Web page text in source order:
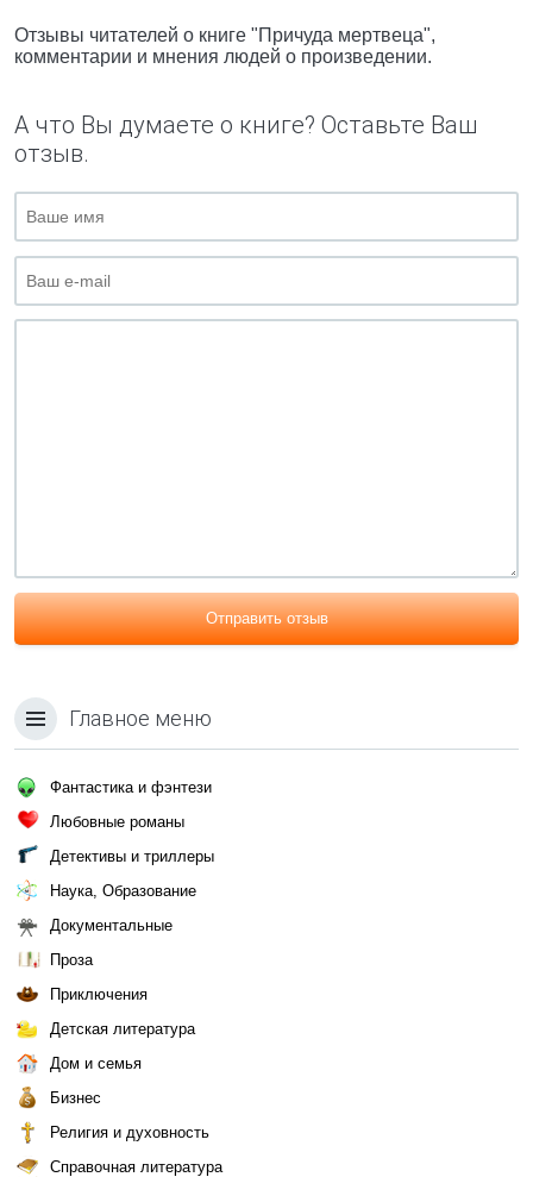
Отзывы читателей о книге "Причуда мертвеца",
комментарии и мнения людей о произведении.
А что Вы думаете о книге? Оставьте Ваш
отзыв.
Отправить отзыв
Главное меню
Фантастика и фэнтези
Любовные романы
Детективы и триллеры
Наука, Образование
Документальные
Проза
Приключения
Детская литература
Дом и семья
Бизнес
Религия и духовность
Справочная литература